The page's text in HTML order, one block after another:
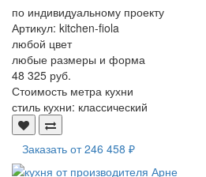
по индивидуальному проекту
Артикул: kitchen-fiola
любой цвет
любые размеры и форма
48 325 руб.
Стоимость метра кухни
стиль кухни: классический
Заказать от246 458 ₽